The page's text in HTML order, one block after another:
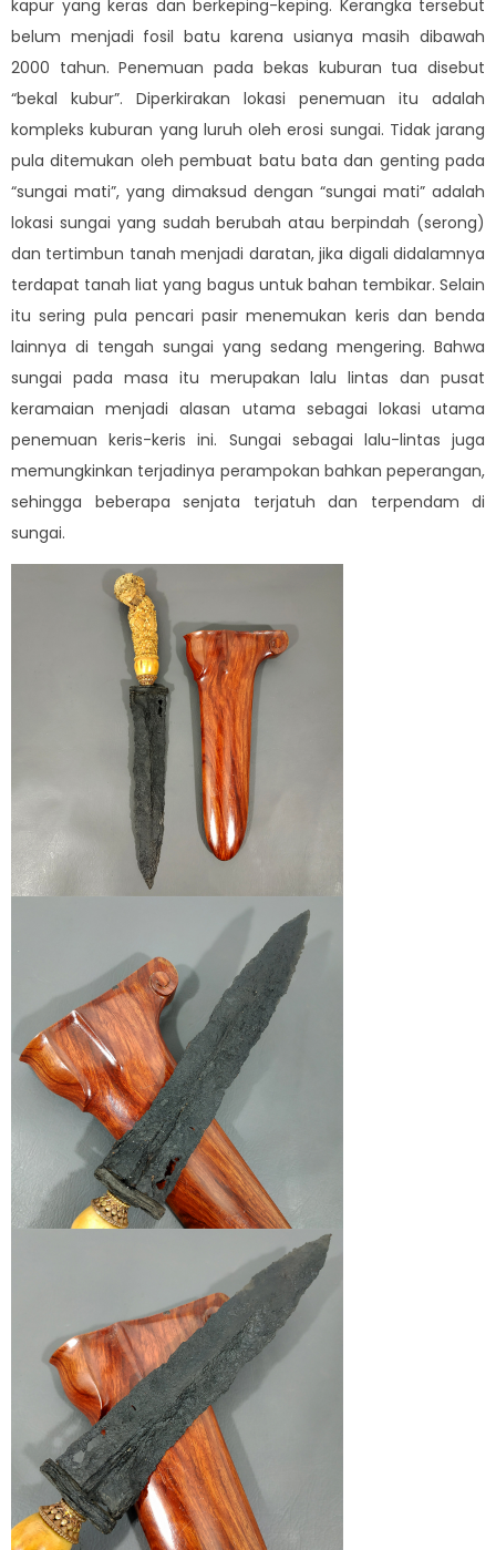
kapur yang keras dan berkeping-keping. Kerangka tersebut
belum menjadi fosil batu karena usianya masih dibawah
2000 tahun. Penemuan pada bekas kuburan tua disebut
“bekal kubur”. Diperkirakan lokasi penemuan itu adalah
kompleks kuburan yang luruh oleh erosi sungai. Tidak jarang
pula ditemukan oleh pembuat batu bata dan genting pada
“sungai mati”, yang dimaksud dengan “sungai mati” adalah
lokasi sungai yang sudah berubah atau berpindah (serong)
dan tertimbun tanah menjadi daratan, jika digali didalamnya
terdapat tanah liat yang bagus untuk bahan tembikar. Selain
itu sering pula pencari pasir menemukan keris dan benda
lainnya di tengah sungai yang sedang mengering. Bahwa
sungai pada masa itu merupakan lalu lintas dan pusat
keramaian menjadi alasan utama sebagai lokasi utama
penemuan keris-keris ini. Sungai sebagai lalu-lintas juga
memungkinkan terjadinya perampokan bahkan peperangan,
sehingga beberapa senjata terjatuh dan terpendam di
sungai.